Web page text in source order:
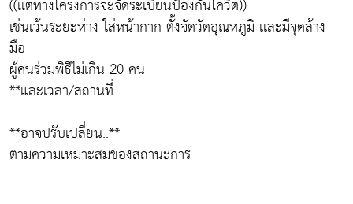
((เเต่ทางโครงการจะจัดระเบียนป้องกันโควิต))
เช่นเว้นระยะห่าง ใส่หน้ากาก ตั้งจัดวัดอุณหภูมิ เเละมีจุดล้าง
มือ
ผู้คนร่วมพิธีไม่เกิน 20 คน
**และเวลา/สถานที่
**อาจปรับเปลี่ยน..**
ตามความเหมาะสมของสถานะการ